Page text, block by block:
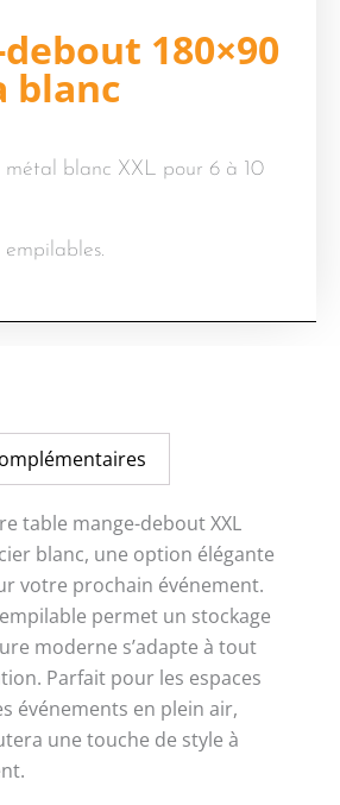
180×90
blanc
métal blanc XXL pour 6 à 10
empilables.
table mange-debout XXL
blanc, une option élégante
votre prochain événement.
permet un stockage
moderne s’adapte à tout
Parfait pour les espaces
événements en plein air,
une touche de style à